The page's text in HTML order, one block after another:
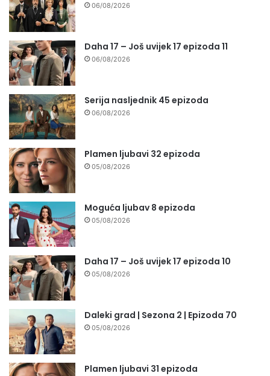
06/08/2026
Daha 17 – Još uvijek 17 epizoda 11
06/08/2026
Serija nasljednik 45 epizoda
06/08/2026
Plamen ljubavi 32 epizoda
05/08/2026
Moguća ljubav 8 epizoda
05/08/2026
Daha 17 – Još uvijek 17 epizoda 10
05/08/2026
Daleki grad | Sezona 2 | Epizoda 70
05/08/2026
Plamen ljubavi 31 epizoda